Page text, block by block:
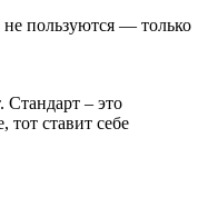
пользуются — только
Стандарт – это
тот ставит себе